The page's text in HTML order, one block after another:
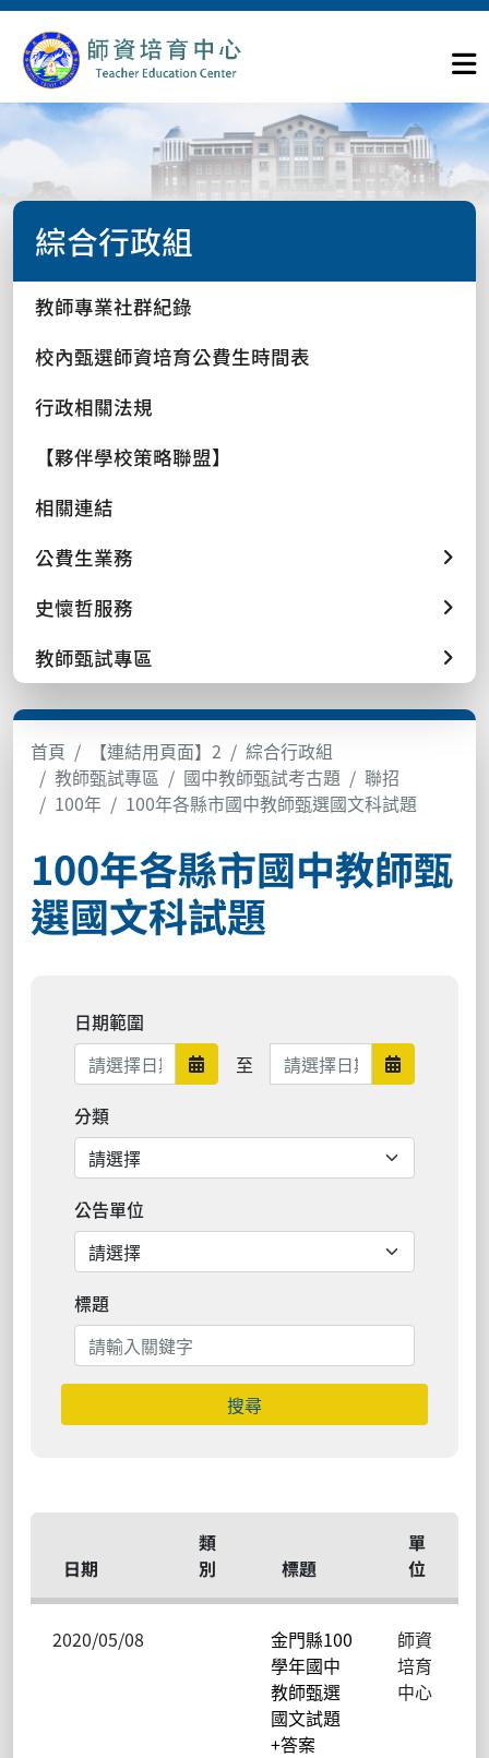
綜合行政組
教師專業社群紀錄
校內甄選師資培育公費生時間表
行政相關法規
【夥伴學校策略聯盟】
相關連結
公費生業務
史懷哲服務
教師甄試專區
首頁 【連結用頁面】2
綜合行政組
教師甄試專區
國中教師甄試考古題
聯招
100年
100年各縣市國中教師甄選國文科試題
100年各縣市國中教師甄
選國文科試題
日期範圍
日期範圍開始
至 日期範圍結束 日期範圍
分類
公告單位
標題
搜尋
日期
類
別
標題
單
位
2020/05/08
金門縣100
學年國中
教師甄選
國文試題
+答案
師資
培育
中心